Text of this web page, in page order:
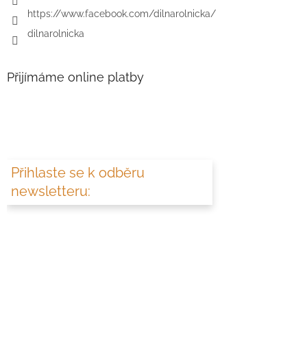
https://www.facebook.com/dilnarolnicka/
dilnarolnicka
Přijímáme online platby
Přihlaste se k odběru
newsletteru: